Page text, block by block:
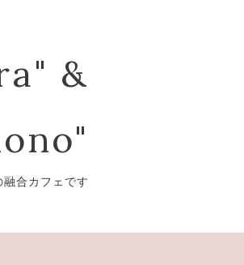
&
合カフェです